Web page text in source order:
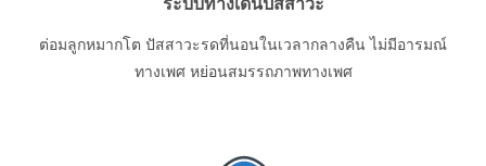
ต่อมลูกหมากโต ปัสสาวะรดที่นอนในเวลากลางคืน ไม่มีอารมณ์
ทางเพศ หย่อนสมรรถภาพทางเพศ